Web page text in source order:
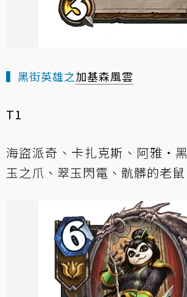
▍黑街英雄之加基森風雲
T1
海盜派奇、卡扎克斯、阿雅‧
玉之爪、翠玉閃電、骯髒的老